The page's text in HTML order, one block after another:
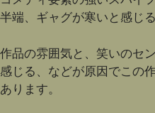
半端、ギャグが寒いと感じ
作品の雰囲気と、笑いのセ
感じる、などが原因でこの
あります。